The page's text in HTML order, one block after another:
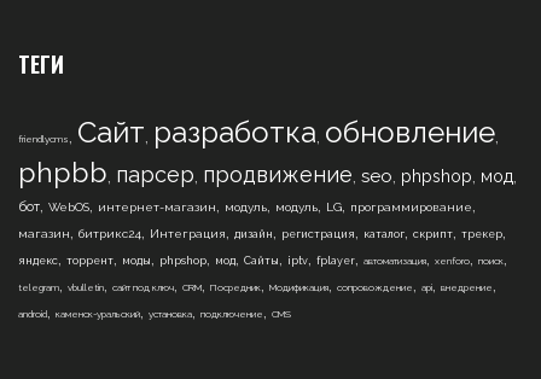
ТЕГИ
friendlycms , Сайт, разработка, обновление,
phpbb, парсер, продвижение, seo, phpshop, мод,
бот, WebOS, интернет-магазин, модуль, модуль, LG, программирование,
магазин, битрикс24, Интеграция, дизайн , регистрация , каталог, скрипт, трекер,
яндекс, торрент, моды , phpshop, мод, Сайты , iptv, fplayer, автоматизация, xenforo, поиск,
telegram, vbulletin, сайт под ключ, CRM, Посредник, Модификация, сопровождение , api, внедрение ,
android, каменск-уральский, установка, подключение , CMS